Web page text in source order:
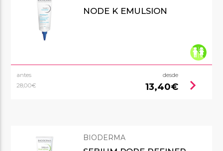
NODE K EMULSION
antes
28,00€
desde
13,40€ chevron_right
BIODERMA